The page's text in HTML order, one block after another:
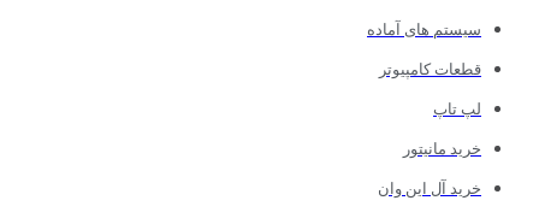
سیستم های آماده
قطعات کامپیوتر
لپ تاپ
خرید مانیتور
خرید آل این وان